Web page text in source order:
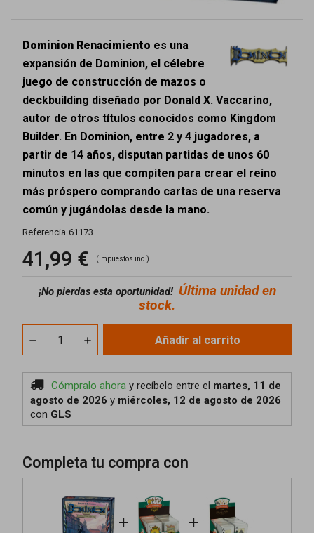
Dominion Renacimiento es una
expansión de Dominion, el célebre
juego de construcción de mazos o
deckbuilding diseñado por Donald X. Vaccarino,
autor de otros títulos conocidos como Kingdom
Builder. En Dominion, entre 2 y 4 jugadores, a
partir de 14 años, disputan partidas de unos 60
minutos en las que compiten para crear el reino
más próspero comprando cartas de una reserva
común y jugándolas desde la mano.
Referencia 61173
41,99 € (impuestos inc.)
¡No pierdas esta oportunidad! Última unidad en
stock.
Añadir al carrito
Cómpralo ahora y recíbelo entre el martes, 11 de
agosto de 2026 y miércoles, 12 de agosto de 2026
con GLS
Completa tu compra con
+ +